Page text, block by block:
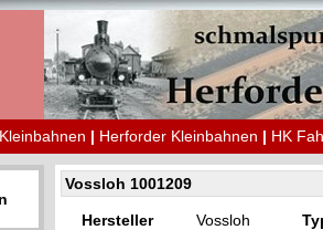
Kleinbahnen | Herforder Kleinbahnen | HK
Vossloh 1001209
Hersteller Vossloh